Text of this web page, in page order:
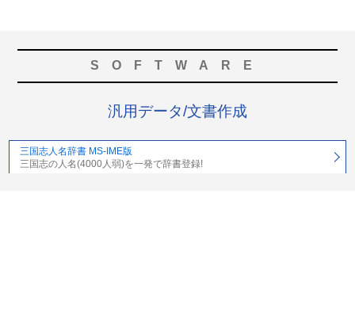
SOFTWARE
汎用データ/文書作成
三国志人名辞書 MS-IME版
三国志の人名(4000人弱)を一発で辞書登録!